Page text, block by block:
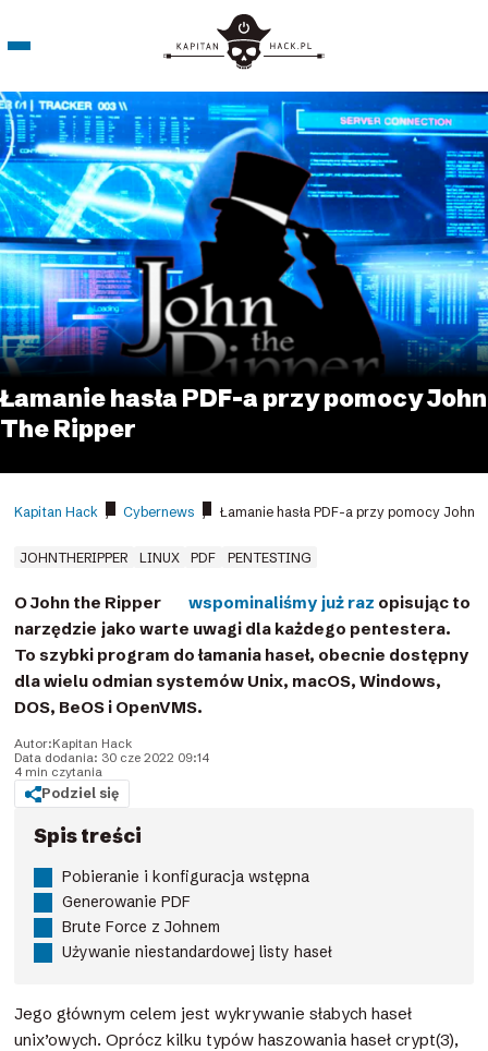
Łamanie hasła PDF-a przy pomocy John
The Ripper
Kapitan Hack / Cybernews / Łamanie hasła PDF-a przy pomocy John
JOHNTHERIPPER LINUX PDF PENTESTING
O John the Ripper wspominaliśmy już raz opisując to
narzędzie jako warte uwagi dla każdego pentestera.
To szybki program do łamania haseł, obecnie dostępny
dla wielu odmian systemów Unix, macOS, Windows,
DOS, BeOS i OpenVMS.
Autor:Kapitan Hack
Data dodania: 30 cze 2022 09:14
4 min czytania
Podziel się
Spis treści
Pobieranie i konfiguracja wstępna
Generowanie PDF
Brute Force z Johnem
Używanie niestandardowej listy haseł
Jego głównym celem jest wykrywanie słabych haseł
unix’owych. Oprócz kilku typów haszowania haseł crypt(3),